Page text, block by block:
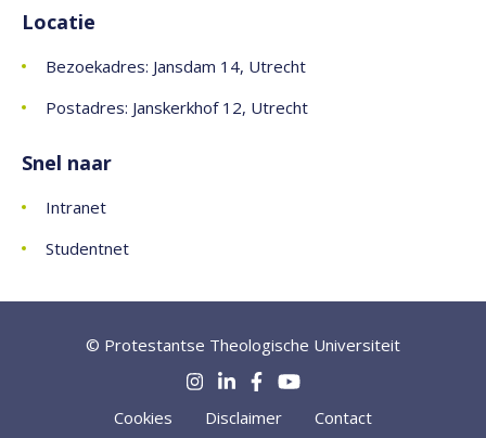
Locatie
Bezoekadres: Jansdam 14, Utrecht
Postadres: Janskerkhof 12, Utrecht
Snel naar
Intranet
Studentnet
© Protestantse Theologische Universiteit
Cookies Disclaimer Contact